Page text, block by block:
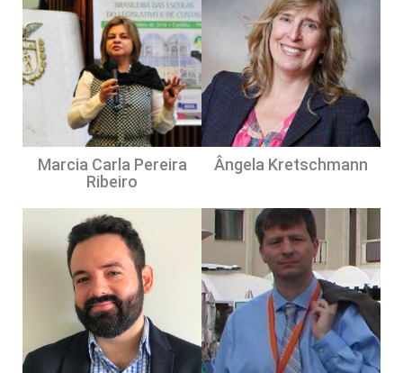
Marcia Carla Pereira
Ribeiro
Ângela Kretschmann